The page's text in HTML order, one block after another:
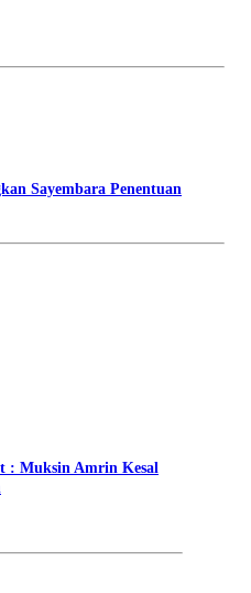
Sayembara Penentuan
: Muksin Amrin Kesal